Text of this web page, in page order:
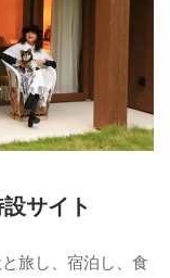
サイト
旅し、宿泊し、食